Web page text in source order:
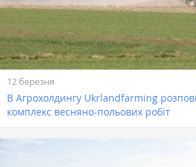
12 березня
В Агрохолдингу Ukrlandfarming
комплекс весняно-польових робіт